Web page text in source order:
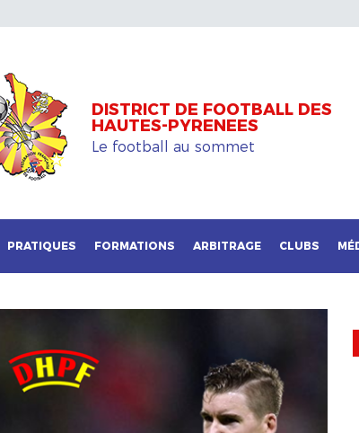
DISTRICT DE FOOTBALL DES
HAUTES-PYRENEES
Le football au sommet
PRATIQUES FORMATIONS ARBITRAGE CLUBS